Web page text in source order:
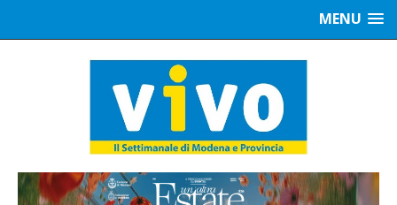
MENU